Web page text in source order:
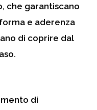
che garantiscano
e aderenza
di coprire dal
di